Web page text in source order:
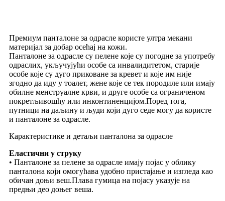
Премиум панталоне за одрасле користе ултра мекани
материјал за добар осећај на кожи.
Панталоне за одрасле су пелене које су погодне за употребу
одраслих, укључујући особе са инвалидитетом, старије
особе које су дуго приковане за кревет и које им није
згодно да иду у тоалет, жене које се тек породиле или имају
обилне менструалне крви, и друге особе са ограниченом
покретљивошћу или инконтиненцијом.Поред тога,
путници на даљину и људи који дуго седе могу да користе
и панталоне за одрасле.
Карактеристике и детаљи панталона за одрасле
Еластични у струку
• Панталоне за пелене за одрасле имају појас у облику
панталона који омогућава удобно пристајање и изгледа као
обичан доњи веш.Плава гумица на појасу указује на
предњи део доњег веша.